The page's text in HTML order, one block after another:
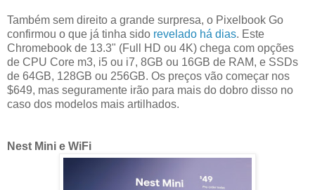
Também sem direito a grande surpresa, o Pixelbook Go
confirmou o que já tinha sido revelado há dias. Este
Chromebook de 13.3" (Full HD ou 4K) chega com opções
de CPU Core m3, i5 ou i7, 8GB ou 16GB de RAM, e SSDs
de 64GB, 128GB ou 256GB. Os preços vão começar nos
$649, mas seguramente irão para mais do dobro disso no
caso dos modelos mais artilhados.
Nest Mini e WiFi